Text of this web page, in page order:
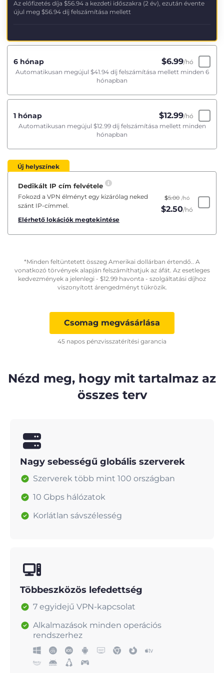
Az előfizetés díja $56.94 a kezdeti időszakra (2 év), ezután évente
újul meg $56.94 díj felszámítása mellett
6 hónap $6.99/hó
Automatikusan megújul $41.94díj felszámítása mellett minden 6
hónapban
1 hónap $12.99/hó
Automatikusan megújul $12.99díj felszámítása mellett minden
hónapban
Új helyszínek
Dedikált IP cím felvétele
Fokozd a VPN élményt egy kizárólag neked
szánt IP-címmel.
Elérhető lokációk megtekintése
$5.00 /hó
$2.50/hó
*Minden feltüntetett összeg Amerikai dollárban értendő.. A
vonatkozó törvények alapján felszámíthatjuk az áfát. Az esetleges
kedvezmények a jelenlegi - $12.99 havonta - szolgáltatási díjhoz
viszonyított árengedményt tükrözik.
Csomag megvásárlása
45 napos pénzvisszatérítési garancia
Nézd meg, hogy mit tartalmaz az
összes terv
Nagy sebességű globális szerverek
Szerverek több mint 100 országban
10 Gbps hálózatok
Korlátlan sávszélesség
Többeszközös lefedettség
7 egyidejű VPN-kapcsolat
Alkalmazások minden operációs
rendszerhez